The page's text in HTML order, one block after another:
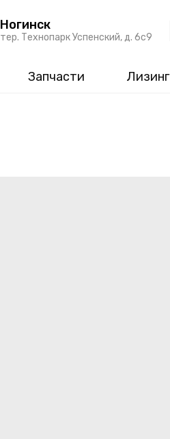
Запчасти Лизинг
тер. Технопарк Успенский, д. 6c9
Ногинск